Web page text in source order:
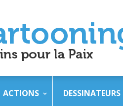
ACTIONS DESSINATEURS